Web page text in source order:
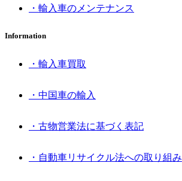
・輸入車のメンテナンス
Information
・輸入車買取
・中国車の輸入
・古物営業法に基づく表記
・自動車リサイクル法への取り組み